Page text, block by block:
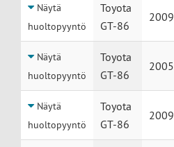
Näytä
huoltopyyntö
Toyota
GT-86
2009
Näytä
huoltopyyntö
Toyota
GT-86
2005
Näytä
huoltopyyntö
Toyota
GT-86
2009